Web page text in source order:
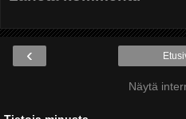
‹
Näytä